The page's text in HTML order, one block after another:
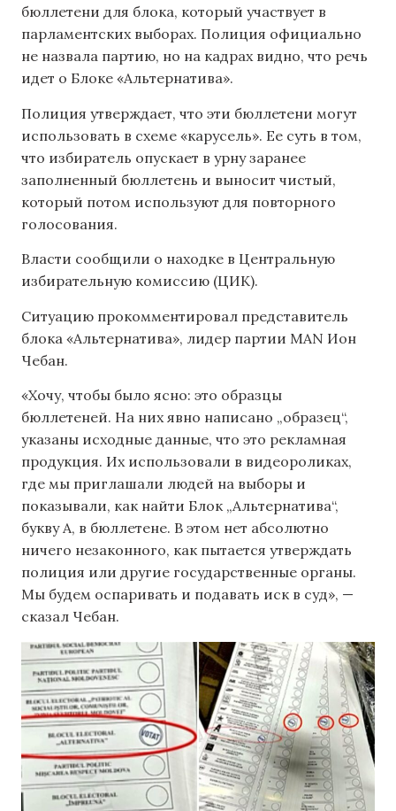
бюллетени для блока, который участвует в
парламентских выборах. Полиция официально
не назвала партию, но на кадрах видно, что речь
идет о Блоке «Альтернатива».
Полиция утверждает, что эти бюллетени могут
использовать в схеме «карусель». Ее суть в том,
что избиратель опускает в урну заранее
заполненный бюллетень и выносит чистый,
который потом используют для повторного
голосования.
Власти сообщили о находке в Центральную
избирательную комиссию (ЦИК).
Ситуацию прокомментировал представитель
блока «Альтернатива», лидер партии MAN Ион
Чебан.
«Хочу, чтобы было ясно: это образцы
бюллетеней. На них явно написано „образец“,
указаны исходные данные, что это рекламная
продукция. Их использовали в видеороликах,
где мы приглашали людей на выборы и
показывали, как найти Блок „Альтернатива“,
букву А, в бюллетене. В этом нет абсолютно
ничего незаконного, как пытается утверждать
полиция или другие государственные органы.
Мы будем оспаривать и подавать иск в суд», —
сказал Чебан.